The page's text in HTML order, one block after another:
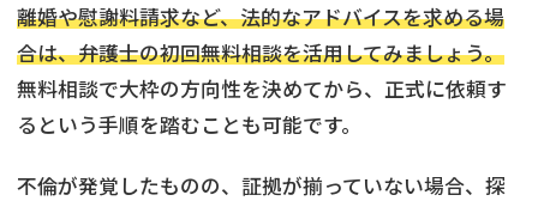
離婚や慰謝料請求など、法的なアドバイスを求める場
合は、弁護士の初回無料相談を活用してみましょう。
無料相談で大枠の方向性を決めてから、正式に依頼す
るという手順を踏むことも可能です。
不倫が発覚したものの、証拠が揃っていない場合、探